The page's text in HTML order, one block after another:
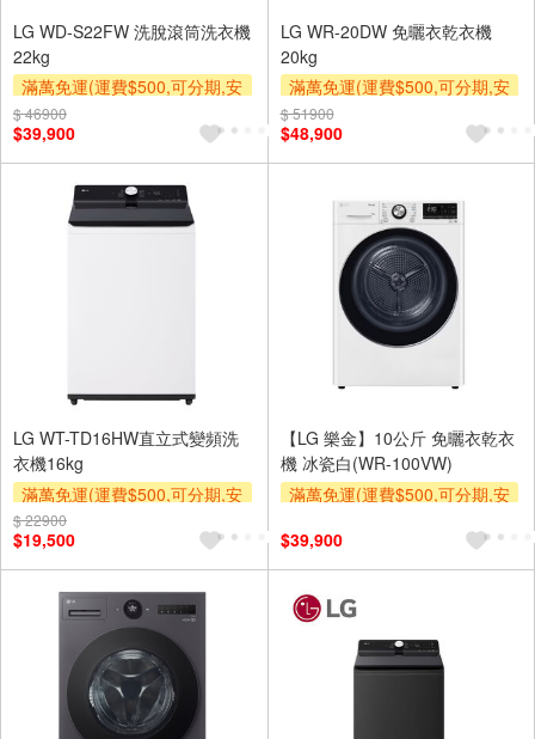
LG WD-S22FW 洗脫滾筒洗衣機
22kg
滿萬免運(運費$500,可分期,安
裝跨區費另計,單品未滿1萬元
及使用6期以上分期0利率,需付
基本安裝運費)
$ 46900
$39,900
LG WR-20DW 免曬衣乾衣機
20kg
滿萬免運(運費$500,可分期,安
裝跨區費另計,單品未滿1萬元
及使用6期以上分期0利率,需付
基本安裝運費)
$ 51900
$48,900
LG WT-TD16HW直立式變頻洗
衣機16kg
滿萬免運(運費$500,可分期,安
裝跨區費另計,單品未滿1萬元
及使用6期以上分期0利率,需付
基本安裝運費)
$ 22900
$19,500
【LG 樂金】10公斤 免曬衣乾衣
機 冰瓷白(WR-100VW)
滿萬免運(運費$500,可分期,安
及使用6期以上分期0利率,需付
基本安裝運費)
$39,900